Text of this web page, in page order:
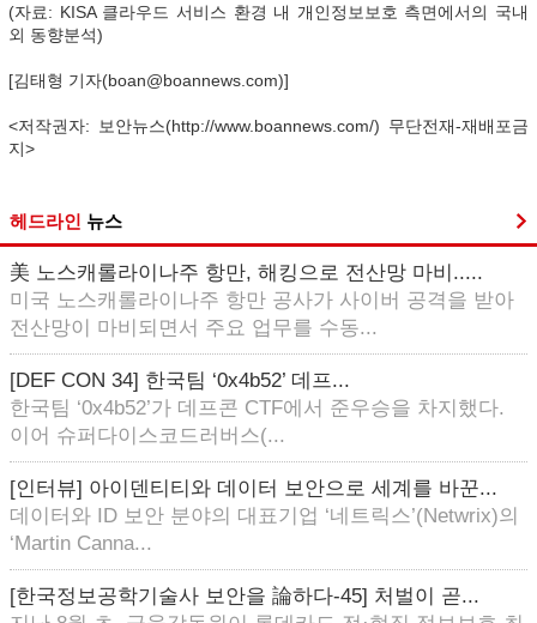
(자료: KISA 클라우드 서비스 환경 내 개인정보보호 측면에서의 국내
외 동향분석)
[김태형 기자(boan@boannews.com)]
<저작권자: 보안뉴스(http://www.boannews.com/) 무단전재-재배포금
지>
헤드라인 뉴스
美 노스캐롤라이나주 항만, 해킹으로 전산망 마비.....
미국 노스캐롤라이나주 항만 공사가 사이버 공격을 받아
전산망이 마비되면서 주요 업무를 수동...
[DEF CON 34] 한국팀 ‘0x4b52’ 데프...
한국팀 ‘0x4b52’가 데프콘 CTF에서 준우승을 차지했다.
이어 슈퍼다이스코드러버스(...
[인터뷰] 아이덴티티와 데이터 보안으로 세계를 바꾼...
데이터와 ID 보안 분야의 대표기업 ‘네트릭스’(Netwrix)의
‘Martin Canna...
[한국정보공학기술사 보안을 論하다-45] 처벌이 곧...